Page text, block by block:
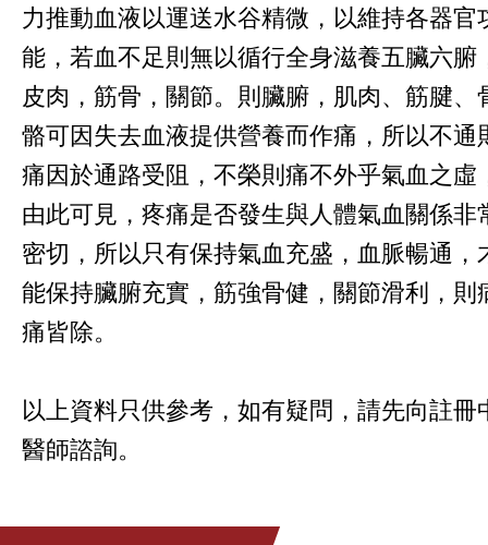
力推動血液以運送水谷精微，以維持各器官
能，若血不足則無以循行全身滋養五臟六腑
皮肉，筋骨，關節。則臟腑，肌肉、筋腱、
骼可因失去血液提供營養而作痛，所以不通
痛因於通路受阻，不榮則痛不外乎氣血之虛
由此可見，疼痛是否發生與人體氣血關係非
密切，所以只有保持氣血充盛，血脈暢通，
能保持臟腑充實，筋強骨健，關節滑利，則
痛皆除。
以上資料只供參考，如有疑問，請先向註冊
醫師諮詢。